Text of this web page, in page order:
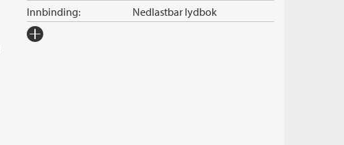
Innbinding: Nedlastbar lydbok
Forlag: